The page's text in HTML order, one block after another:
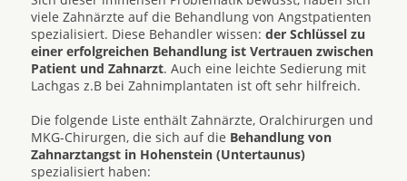
viele Zahnärzte auf die Behandlung von Angstpatienten
spezialisiert. Diese Behandler wissen: der Schlüssel zu
einer erfolgreichen Behandlung ist Vertrauen zwischen
Patient und Zahnarzt. Auch eine leichte Sedierung mit
Lachgas z.B bei Zahnimplantaten ist oft sehr hilfreich.
Die folgende Liste enthält Zahnärzte, Oralchirurgen und
MKG-Chirurgen, die sich auf die Behandlung von
Zahnarztangst in Hohenstein (Untertaunus)
spezialisiert haben: